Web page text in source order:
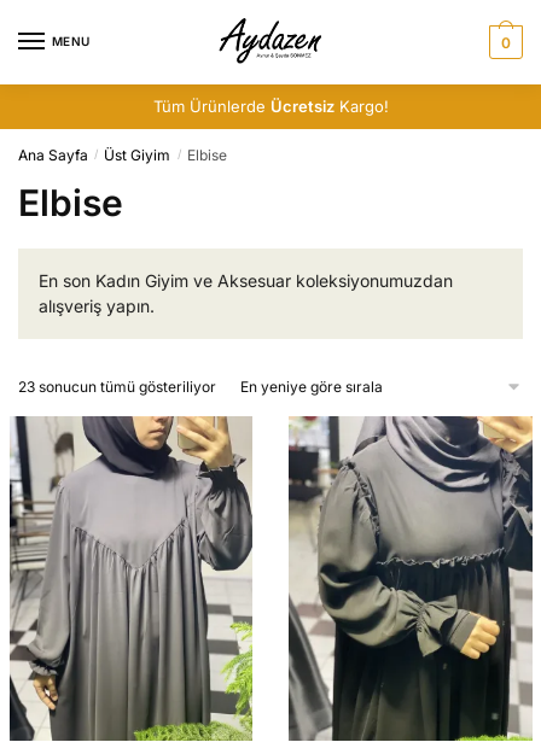
MENU 0
Tüm Ürünlerde ÜcretsizKargo!
Ana Sayfa / Üst Giyim / Elbise
Elbise
En son Kadın Giyim ve Aksesuar koleksiyonumuzdan
alışveriş yapın.
23 sonucun tümü gösteriliyorEn
göre
sıralandı